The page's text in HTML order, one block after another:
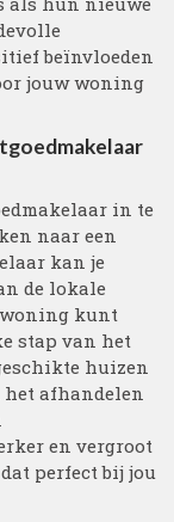
beïnvloeden
jouw woning
in te
naar een
kan je
de lokale
kunt
stap van het
huizen
afhandelen
en vergroot
perfect bij jou